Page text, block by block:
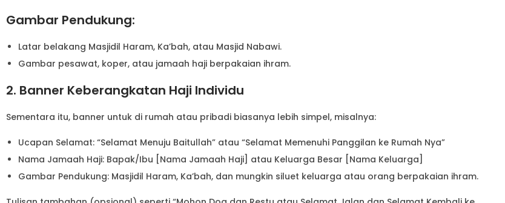
Gambar Pendukung:
Latar belakang Masjidil Haram, Ka’bah, atau Masjid Nabawi.
Gambar pesawat, koper, atau jamaah haji berpakaian ihram.
2. Banner Keberangkatan Haji Individu
Sementara itu, banner untuk di rumah atau pribadi biasanya lebih simpel, misalnya:
Ucapan Selamat: “Selamat Menuju Baitullah” atau “Selamat Memenuhi Panggilan ke Rumah Nya”
Nama Jamaah Haji: Bapak/Ibu [Nama Jamaah Haji] atau Keluarga Besar [Nama Keluarga]
Gambar Pendukung: Masjidil Haram, Ka’bah, dan mungkin siluet keluarga atau orang berpakaian ihram.